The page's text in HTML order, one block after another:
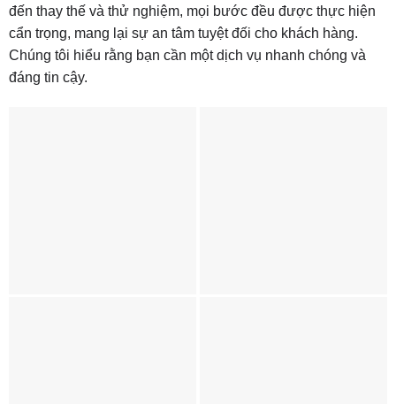
đến thay thế và thử nghiệm, mọi bước đều được thực hiện
cẩn trọng, mang lại sự an tâm tuyệt đối cho khách hàng.
Chúng tôi hiểu rằng bạn cần một dịch vụ nhanh chóng và
đáng tin cậy.